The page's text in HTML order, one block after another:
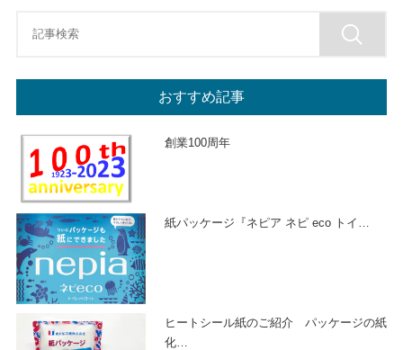
おすすめ記事
創業100周年
紙パッケージ『ネピア ネピ eco トイ …
ヒートシール紙のご紹介 パッケージの紙
化…